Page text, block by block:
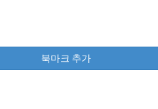
북마크 추가